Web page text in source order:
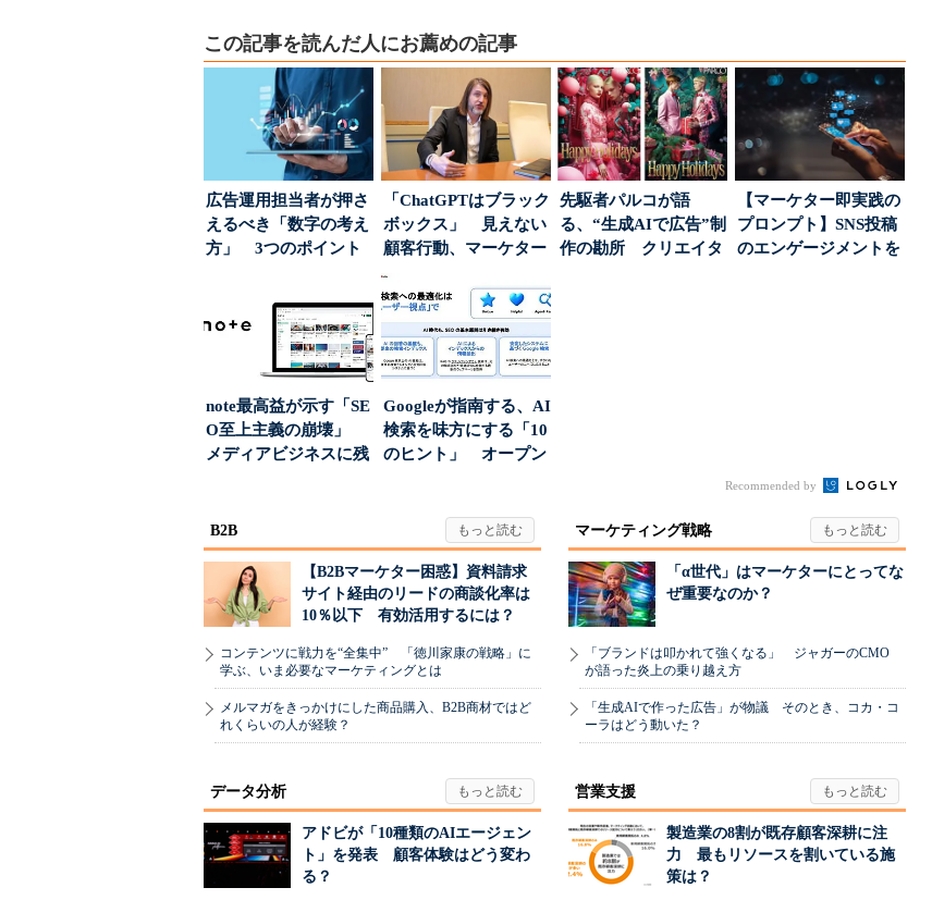
この記事を読んだ人にお薦めの記事
広告運用担当者が押さ
えるべき「数字の考え
方」 3つのポイント
「ChatGPTはブラック
ボックス」 見えない
顧客行動、マーケター
に残された打ち...
先駆者パルコが語
る、“生成AIで広告”制
作の勘所 クリエイタ
【マーケター即実践の
プロンプト】SNS投稿
のエンゲージメントを
note最高益が示す「SE
O至上主義の崩壊」
メディアビジネスに残
Googleが指南する、AI
検索を味方にする「10
のヒント」 オープン
Recommended by
B2B
【B2Bマーケター困惑】資料請求
サイト経由のリードの商談化率は
10％以下 有効活用するには？
コンテンツに戦力を“全集中” 「徳川家康の戦略」に
学ぶ、いま必要なマーケティングとは
メルマガをきっかけにした商品購入、B2B商材ではど
れくらいの人が経験？
マーケティング戦略
「α世代」はマーケターにとってな
ぜ重要なのか？
「ブランドは叩かれて強くなる」 ジャガーのCMO
が語った炎上の乗り越え方
「生成AIで作った広告」が物議 そのとき、コカ・コ
ーラはどう動いた？
データ分析
アドビが「10種類のAIエージェン
ト」を発表 顧客体験はどう変わ
る？
営業支援
製造業の8割が既存顧客深耕に注
力 最もリソースを割いている施
策は？